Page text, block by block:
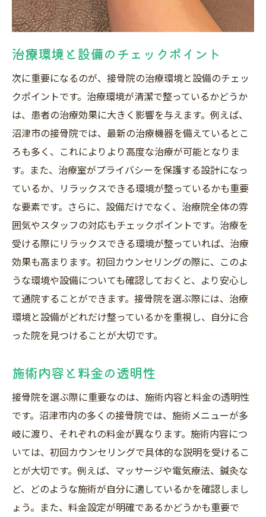
治療環境と設備のチェックポイント
次に重要になるのが、接骨院の治療環境と設備のチェッ
クポイントです。治療環境が清潔で整っているかどうか
は、患者の治療効果に大きく影響を与えます。例えば、
沼津市の接骨院では、最新の治療機器を備えているとこ
ろも多く、これによりより高度な治療が可能となりま
す。また、治療室がプライバシーを保護する設計になっ
ているか、リラックスできる環境が整っているかも重要
な要素です。さらに、設備だけでなく、治療院全体の雰
囲気やスタッフの対応もチェックポイントです。治療を
受ける際にリラックスできる環境が整っていれば、治療
効果も高まります。初回カウンセリングの際に、このよ
うな環境や設備についても確認しておくと、より安心し
て通院することができます。接骨院を選ぶ際には、治療
環境と設備がどれだけ整っているかを重視し、自分に合
った院を見つけることが大切です。
施術内容と料金の透明性
接骨院を選ぶ際に重要なのは、施術内容と料金の透明性
です。沼津市内の多くの接骨院では、施術メニューが多
岐に渡り、それぞれの料金が異なります。施術内容につ
いては、初回カウンセリングで具体的な説明を受けるこ
とが大切です。例えば、マッサージや電気療法、鍼灸な
ど、どのような施術が自分に適しているかを確認しまし
ょう。また、料金設定が明確であるかどうかも重要で